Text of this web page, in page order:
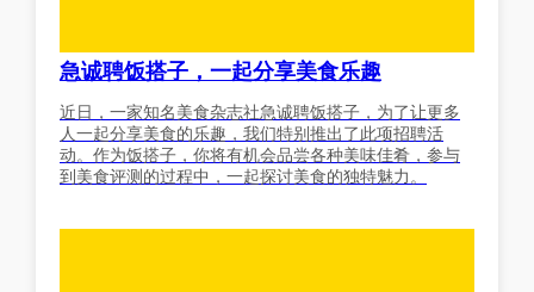
急诚聘饭搭子，一起分享美食乐趣
近日，一家知名美食杂志社急诚聘饭搭子，为了让更多
人一起分享美食的乐趣，我们特别推出了此项招聘活
动。作为饭搭子，你将有机会品尝各种美味佳肴，参与
到美食评测的过程中，一起探讨美食的独特魅力。